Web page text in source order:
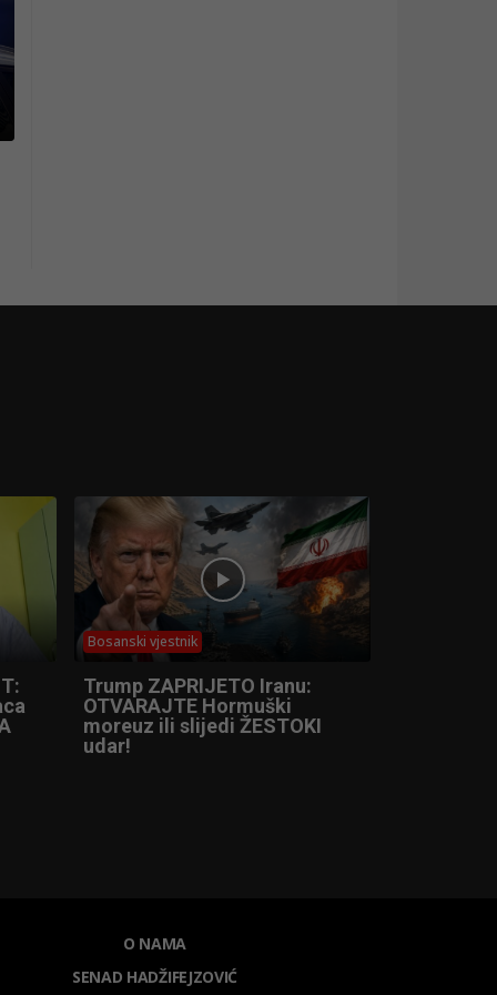
Bosanski vjestnik
Trump ZAPRIJETO Iranu:
OTVARAJTE Hormuški
moreuz ili slijedi ŽESTOKI
udar!
O NAMA
SENAD HADŽIFEJZOVIĆ